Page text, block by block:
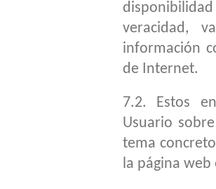
veracidad,
información
de Internet.
7.2. Estos
Usuario
tema
la página